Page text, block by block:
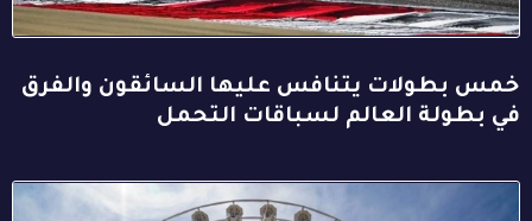
خمس بطولات يتنافس عليها السائقون والفرق
في بطولة العالم لسباقات التحمل